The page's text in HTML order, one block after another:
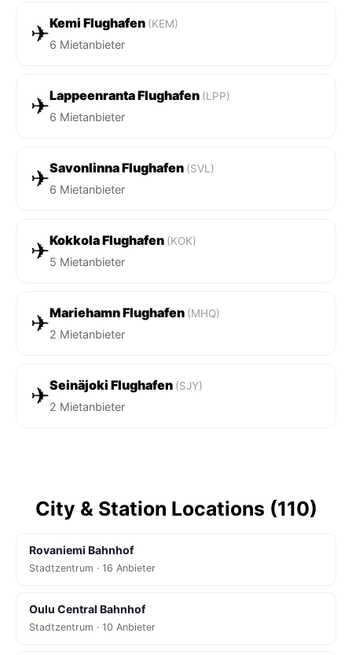
✈Kemi Flughafen (KEM)
6 Mietanbieter
✈Lappeenranta Flughafen (LPP)
6 Mietanbieter
✈Savonlinna Flughafen (SVL)
6 Mietanbieter
✈Kokkola Flughafen (KOK)
5 Mietanbieter
✈Mariehamn Flughafen (MHQ)
2 Mietanbieter
✈Seinäjoki Flughafen (SJY)
2 Mietanbieter
City & Station Locations (110)
Rovaniemi Bahnhof
Stadtzentrum · 16 Anbieter
Oulu Central Bahnhof
Stadtzentrum · 10 Anbieter